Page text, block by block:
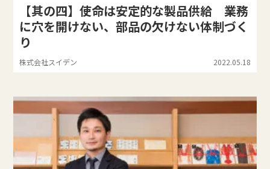
【其の四】使命は安定的な製品供給 業務
に穴を開けない、部品の欠けない体制づく
り
株式会社スイデン 2022.05.18